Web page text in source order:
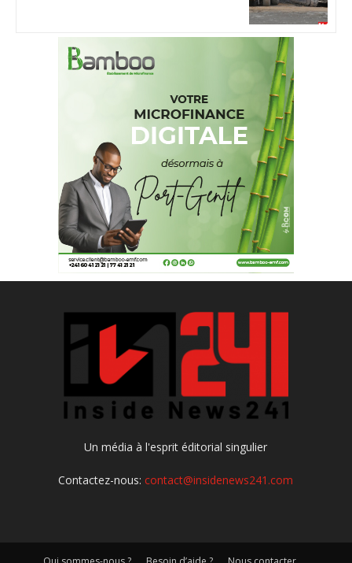
Un média à l'esprit éditorial singulier
Contactez-nous:contact@insidenews241.com